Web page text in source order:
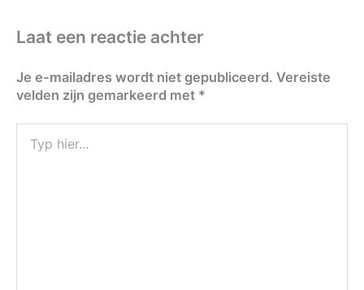
Laat een reactie achter
Je e-mailadres wordt niet gepubliceerd. Vereiste
velden zijn gemarkeerd met *
hier...